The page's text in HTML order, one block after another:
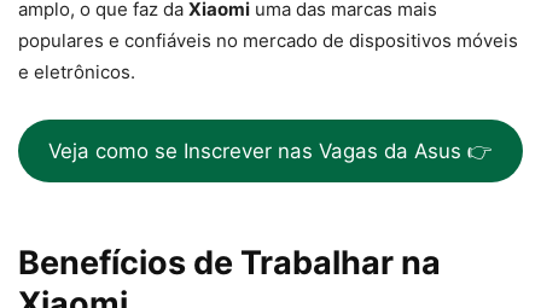
amplo, o que faz da Xiaomi uma das marcas mais
populares e confiáveis no mercado de dispositivos móveis
e eletrônicos.
Veja como se Inscrever nas Vagas da Asus 👉
Benefícios de Trabalhar na